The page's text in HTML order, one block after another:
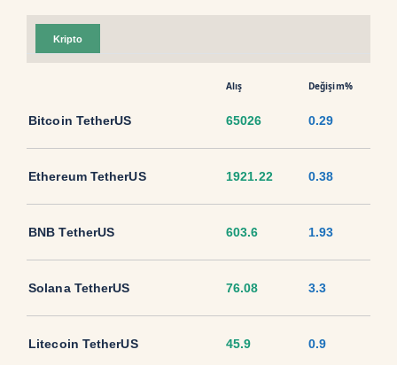
Kripto
Alış Değişim%
Bitcoin TetherUS 65026 0.29
Ethereum TetherUS 1921.22 0.38
BNB TetherUS 603.6 1.93
Solana TetherUS 76.08 3.3
Litecoin TetherUS 45.9 0.9